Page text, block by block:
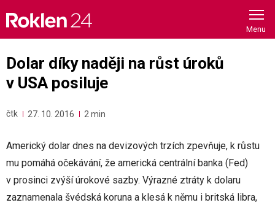
content
Dolar díky naději na růst úroků
v USA posiluje
čtk 27. 10. 2016 2 min
Americký dolar dnes na devizových trzích zpevňuje, k růstu
mu pomáhá očekávání, že americká centrální banka (Fed)
v prosinci zvýší úrokové sazby. Výrazné ztráty k dolaru
zaznamenala švédská koruna a klesá k němu i britská libra,